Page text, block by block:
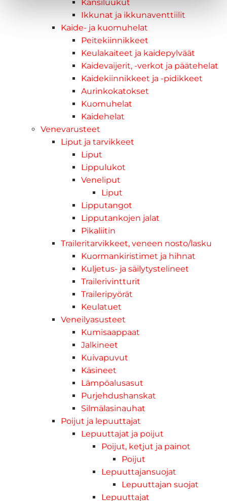
Kansiluukut
Ikkunat ja ikkunaventtiilit
Kaide- ja kuomuhelat
Peitekiinnikkeet
Keulakaiteet ja kaidepylväät
Kaidevaijerit, -verkot ja päätehelat
Kaidekiinnikkeet ja -pidikkeet
Aurinkokatokset
Kuomuhelat
Kaidehelat
Venevarusteet
Liput ja tarvikkeet
Liput
Lippulukot
Veneliput
Liput
Lipputangot
Lipputankojen jalat
Pikaliitin
Traileritarvikkeet, veneen nosto/lasku
Kuormankiristimet ja hihnat
Kuljetus- ja säilytystelineet
Trailerivintturit
Traileripyörät
Keulatuet
Veneilyasusteet
Kumisaappaat
Jalkineet
Kuivapuvut
Käsineet
Lämpöalusasut
Purjehdushanskat
Silmälasinauhat
Poijut ja lepuuttajat
Lepuuttajat ja poijut
Poijut, ketjut ja painot
Poijut
Lepuuttajansuojat
Lepuuttajan suojat
Lepuuttajat